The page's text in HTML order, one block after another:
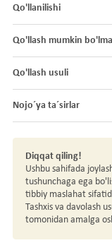
Qo'llanilishi
Qo'llash mumkin
Qo'llash usuli
Nojo´ya ta´sirlar
Diqqat qiling!
Ushbu sahifada
tushunchaga ega
tibbiy maslahat
Tashxis va davolash
tomonidan amalga